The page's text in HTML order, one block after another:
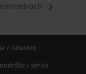
i iskustvo
i servis